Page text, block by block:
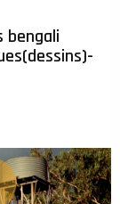
bengali